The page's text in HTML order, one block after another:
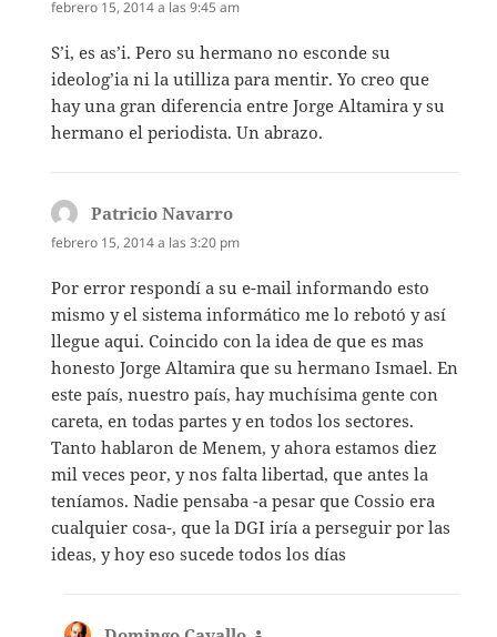
febrero 15, 2014 a las 9:45 am
S’i, es as’i. Pero su hermano no esconde su
ideolog’ia ni la utilliza para mentir. Yo creo que
hay una gran diferencia entre Jorge Altamira y su
hermano el periodista. Un abrazo.
Patricio Navarro
febrero 15, 2014 a las 3:20 pm
Por error respondí a su e-mail informando esto
mismo y el sistema informático me lo rebotó y así
llegue aqui. Coincido con la idea de que es mas
honesto Jorge Altamira que su hermano Ismael. En
este país, nuestro país, hay muchísima gente con
careta, en todas partes y en todos los sectores.
Tanto hablaron de Menem, y ahora estamos diez
mil veces peor, y nos falta libertad, que antes la
teníamos. Nadie pensaba -a pesar que Cossio era
cualquier cosa-, que la DGI iría a perseguir por las
ideas, y hoy eso sucede todos los días